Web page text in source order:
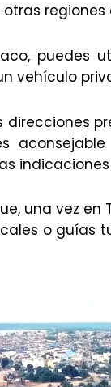
regiones
puedes
vehículo
direcciones
una vez
o